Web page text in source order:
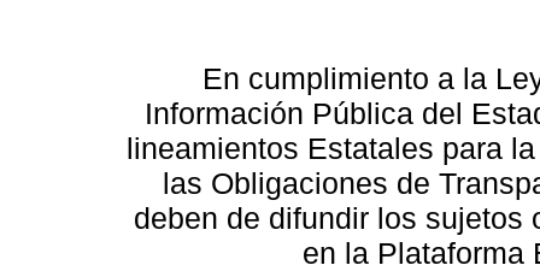
En cumplimiento a la
Información Pública del
lineamientos Estatales para
las Obligaciones de
deben de difundir los sujetos
en la Plataforma